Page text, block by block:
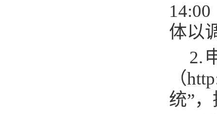
14
体以
2.
（
统”